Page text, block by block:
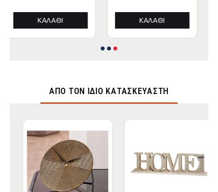
ΚΑΛΆΘΙ ΚΑΛΆΘΙ
ΑΠΌ ΤΟΝ ΊΔΙΟ ΚΑΤΑΣΚΕΥΑΣΤΉ